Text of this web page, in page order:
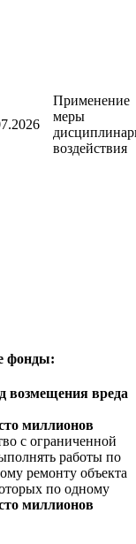
Применение
меры
воздействия
фонды:
возмещения вреда
миллионов
с ограниченной
работы по
ремонту объекта
по одному
миллионов